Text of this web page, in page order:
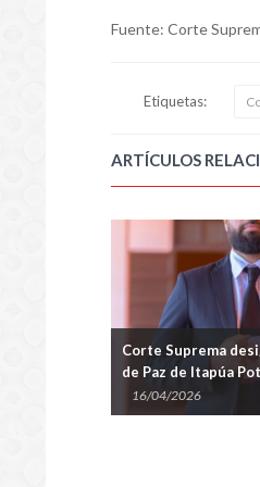
Fuente: Corte
Etiquetas:
ARTÍCULOS
Corte Suprema
de Paz de Itapúa
16/04/2026